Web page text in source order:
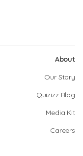
About
Our Story
Quizizz Blog
Media Kit
Careers